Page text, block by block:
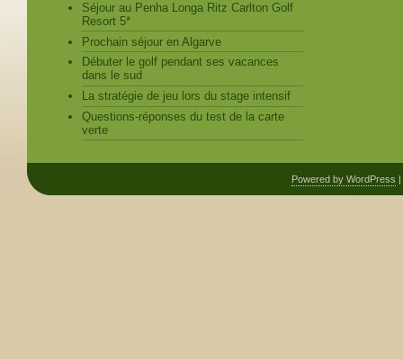
Séjour au Penha Longa Ritz Carlton Golf
Resort 5*
Prochain séjour en Algarve
Débuter le golf pendant ses vacances
dans le sud
La stratégie de jeu lors du stage intensif
Questions-réponses du test de la carte
verte
Powered by WordPress |